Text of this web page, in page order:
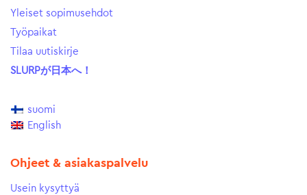
Yleiset sopimusehdot
Työpaikat
Tilaa uutiskirje
SLURPが日本へ！
suomi
English
Ohjeet & asiakaspalvelu
Usein kysyttyä